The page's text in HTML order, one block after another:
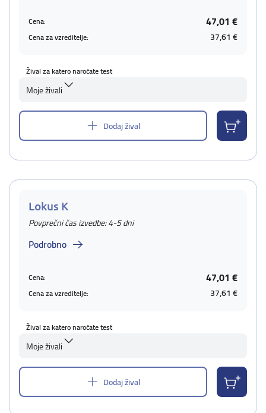
Cena: 47,01 €
Cena za vzreditelje: 37,61 €
Žival za katero naročate test
Moje živali
Dodaj žival
Lokus K
Povprečni čas izvedbe: 4-5 dni
Podrobno
Cena: 47,01 €
Cena za vzreditelje: 37,61 €
Žival za katero naročate test
Moje živali
Dodaj žival